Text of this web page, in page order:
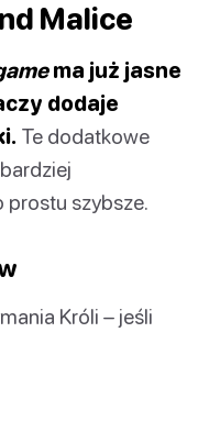
Malice
ma już jasne
dodaje
Te dodatkowe
prostu szybsze.
Króli – jeśli